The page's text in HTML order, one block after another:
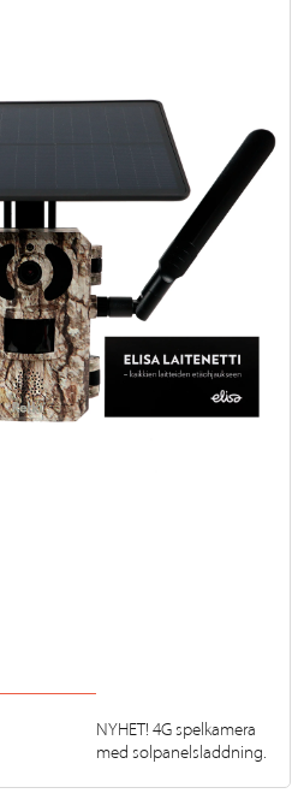
NYHET! 4G spelkamera
med solpanelsladdning.